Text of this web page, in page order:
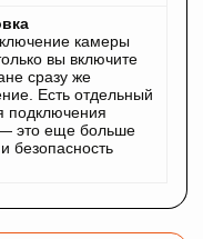
камеры
вы включите
сразу же
Есть отдельный
подключения
это еще больше
безопасность